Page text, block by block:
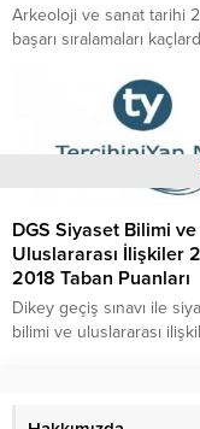
Arkeoloji ve sanat tarihi
başarı sıralamaları
taban puanları kaç
2019 arkeoloji ve sanat
başarı sıralamaları ve
puanları neye göre
belirlenmektedir, 2018
sanat tarihi bölümü en
en büyük kaç taban
sıralama ile kapatmıştır
DGS Siyaset Bilimi ve
Uluslararası İlişkiler
2018 Taban Puanları
Dikey geçiş sınavı ile
bilimi ve uluslararası